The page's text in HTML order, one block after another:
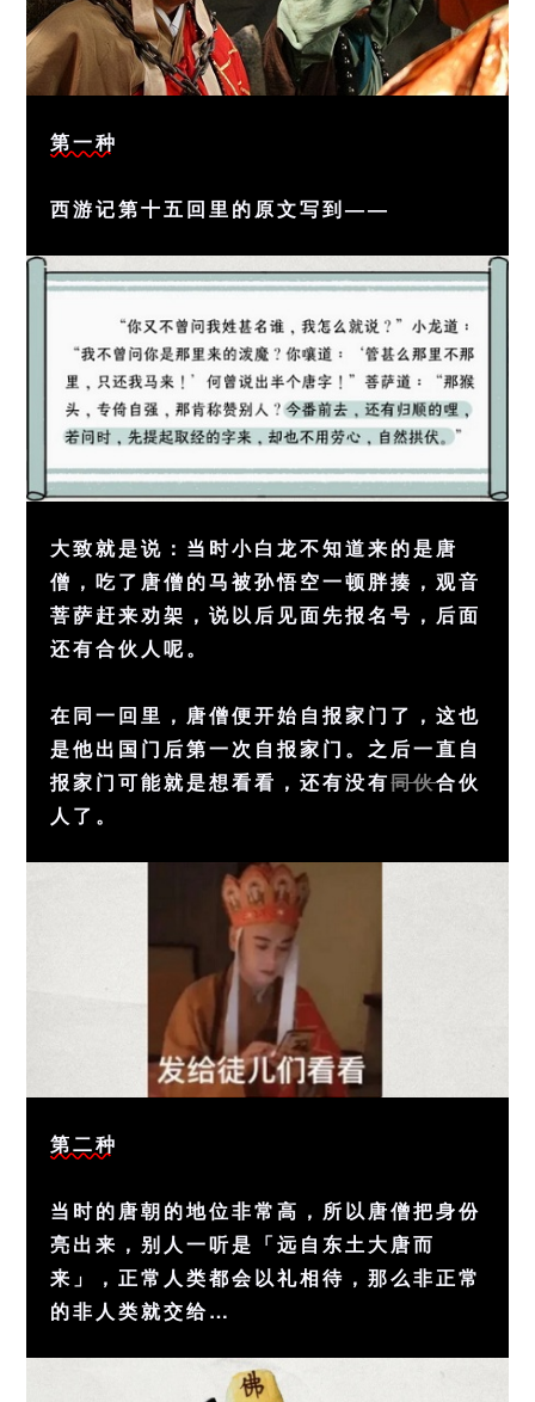
第一种
西游记第十五回里的原文写到——
大致就是说：当时小白龙不知道来的是唐
僧，吃了唐僧的马被孙悟空一顿胖揍，观音
菩萨赶来劝架，说以后见面先报名号，后面
还有合伙人呢。
在同一回里，唐僧便开始自报家门了，这也
是他出国门后第一次自报家门。之后一直自
报家门可能就是想看看，还有没有同伙合伙
人了。
第二种
当时的唐朝的地位非常高，所以唐僧把身份
亮出来，别人一听是「远自东土大唐而
来」，正常人类都会以礼相待，那么非正常
的非人类就交给…